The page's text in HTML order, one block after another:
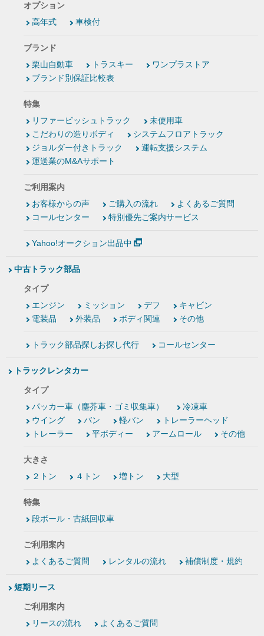
オプション
高年式
車検付
ブランド
栗山自動車
トラスキー
ワンプラストア
ブランド別保証比較表
特集
リファービッシュトラック
未使用車
こだわりの造りボディ
システムフロアトラック
ジョルダー付きトラック
運転支援システム
運送業のM&Aサポート
ご利用案内
お客様からの声
ご購入の流れ
よくあるご質問
コールセンター
特別優先ご案内サービス
Yahoo!オークション出品中
中古トラック部品
タイプ
エンジン
ミッション デフ
キャビン
電装品
外装品 ボディ関連 その他
トラック部品探しお探し代行 コールセンター
トラックレンタカー
タイプ
パッカー車（塵芥車・ゴミ収集車）
冷凍車
ウイング
バン 軽バン
トレーラーヘッド
トレーラー
平ボディー アームロール その他
大きさ
２トン
４トン 増トン 大型
特集
段ボール・古紙回収車
ご利用案内
よくあるご質問
レンタルの流れ 補償制度・規約
短期リース
ご利用案内
リースの流れ
よくあるご質問